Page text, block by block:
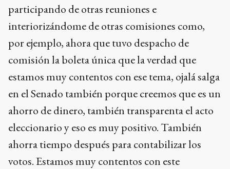
participando de otras reuniones e
interiorizándome de otras comisiones como,
por ejemplo, ahora que tuvo despacho de
comisión la boleta única que la verdad que
estamos muy contentos con ese tema, ojalá salga
en el Senado también porque creemos que es un
ahorro de dinero, también transparenta el acto
eleccionario y eso es muy positivo. También
ahorra tiempo después para contabilizar los
votos. Estamos muy contentos con este